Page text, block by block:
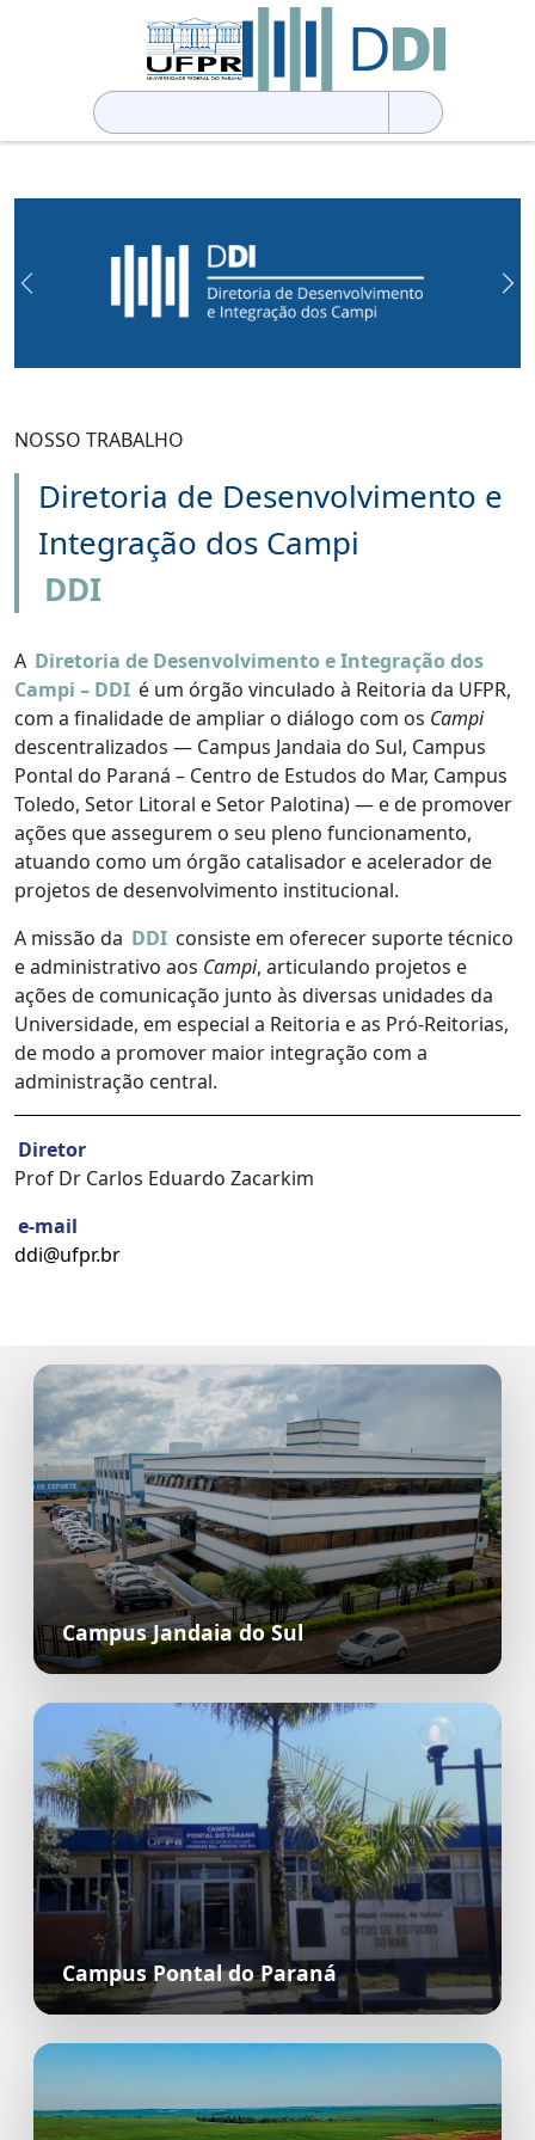
Pesquisar
por:
Previous
NOSSO TRABALHO
Diretoria de Desenvolvimento e
Integração dos Campi
DDI
A Diretoria de Desenvolvimento e Integração dos
Campi – DDI é um órgão vinculado à Reitoria da UFPR,
com a finalidade de ampliar o diálogo com os Campi
descentralizados — Campus Jandaia do Sul, Campus
Pontal do Paraná – Centro de Estudos do Mar, Campus
Toledo, Setor Litoral e Setor Palotina) — e de promover
ações que assegurem o seu pleno funcionamento,
atuando como um órgão catalisador e acelerador de
projetos de desenvolvimento institucional.
A missão da DDI consiste em oferecer suporte técnico
e administrativo aos Campi, articulando projetos e
ações de comunicação junto às diversas unidades da
Universidade, em especial a Reitoria e as Pró-Reitorias,
de modo a promover maior integração com a
administração central.
Diretor
Prof Dr Carlos Eduardo Zacarkim
e-mail
ddi@ufpr.br
Campus Jandaia do Sul
Campus Pontal do Paraná